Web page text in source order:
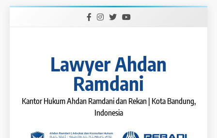
Lawyer Ahdan
Ramdani
Kantor Hukum Ahdan Ramdani dan Rekan | Kota Bandung,
Indonesia